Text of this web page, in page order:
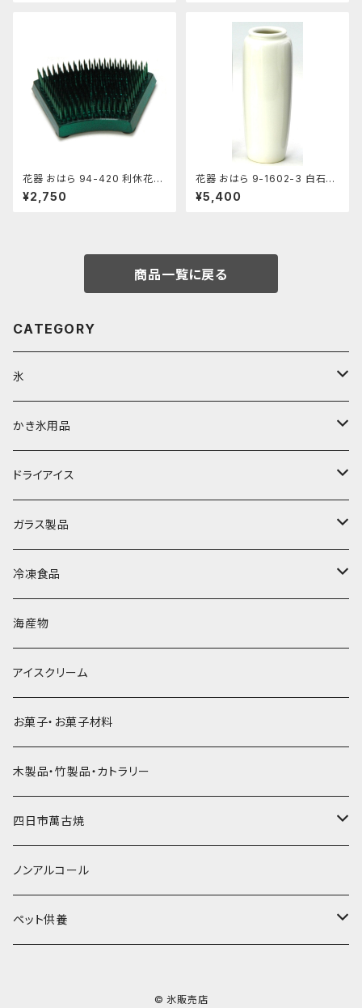
花器 おはら 94-420 利休花舞
剣山 S フラワーベース 水盤
¥2,750
花器 おはら 9-1602-3 白石投
入 白 花瓶 フラワーベース
¥5,400
商品一覧に戻る
CATEGORY
氷
富士天然水の氷
丸氷
直径70mm
直径65mm
角氷
砕氷
氷河の氷
氷アイテム
かき氷用品
かき氷シロップ
無果汁1.8Lパック
無果汁1Lパック
無添加瓶シロップ
かき氷機・かき氷器
かき氷カップ
発泡スチロール無地-使い捨て
発泡スチロールプリント柄
かき氷スプーン・スプーンストロー
プラスチック・スプーン
プラスチック・スプーンストロー
コンデンスミルク・練乳・あんこ
かき氷セット
その他かき氷用品
ドライアイス
ドライアイス3ｋｇ
ドライアイス4ｋｇ
ドライアイス5ｋｇ
ドライアイス8ｋｇ
ドライアイス10ｋｇ
ドライアイス15ｋｇ
ドライアイス20ｋｇ
ドライアイス25ｋｇ
ガラス製品
オンザロック・グラス
ビール・グラス
タンブラー
かき氷器
冷凍食品
肉まん・あんまん
パスタ・スパゲッティ
惣菜
海産物
アイスクリーム
お菓子・お菓子材料
木製品・竹製品・カトラリー
四日市萬古焼
土鍋・土釜
一般土鍋
皿・椀・丼・小物
ノンアルコール
ペット供養
© 氷販売店